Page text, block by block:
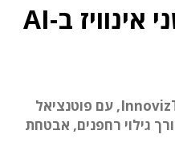
קלע תשלב חיישני אינוויז ב-AI
תרכוש כמה מאות חיישני InnovizTwo, עם פוטנציאל
גילוי רחפנים, אבטחת